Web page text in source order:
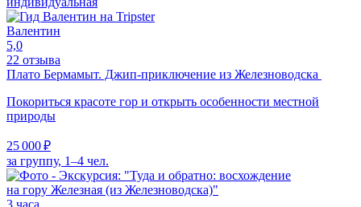
Валентин
5,0
22 отзыва
Плато Бермамыт. Джип-приключение из Железноводска
Покориться красоте гор и открыть особенности местной
природы
25 000 ₽
за группу, 1–4 чел.
3 часа